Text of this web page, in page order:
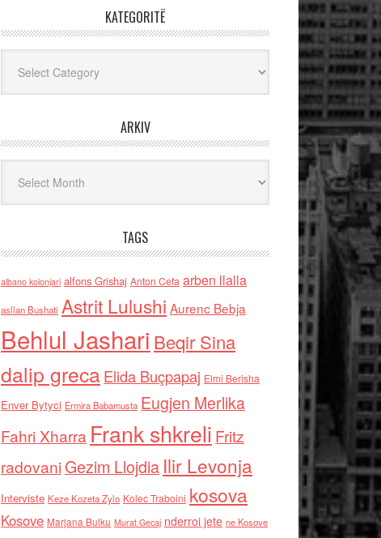
KATEGORITË
ARKIV
TAGS
albano kolonjari alfons Grishaj Anton Cefa arben llalla
asllan Bushati Astrit Lulushi Aurenc Bebja
Behlul Jashari Beqir Sina
dalip grecaElida Buçpapaj Elmi Berisha
Enver Bytyci Ermira Babamusta Eugjen Merlika
Fahri Xharra Frank shkreli Fritz
radovaniGezim Llojdia Ilir Levonja
Interviste Keze Kozeta Zylo Kolec Traboini kosova
Kosove Marjana Bulku Murat Gecaj nderroi jete ne Kosove